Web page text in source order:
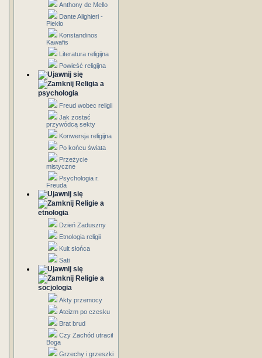
Anthony de Mello
Dante Alighieri -
Piekło
Konstandinos
Kawafis
Literatura religijna
Powieść religijna
Religia a
psychologia
Freud wobec religii
Jak zostać
przywódcą sekty
Konwersja religijna
Po końcu świata
Przeżycie
mistyczne
Psychologia r.
Freuda
Religie a
etnologia
Dzień Zaduszny
Etnologia religii
Kult słońca
Sati
Religie a
socjologia
Akty przemocy
Ateizm po czesku
Brat brud
Czy Zachód utracił
Boga
Grzechy i grzeszki